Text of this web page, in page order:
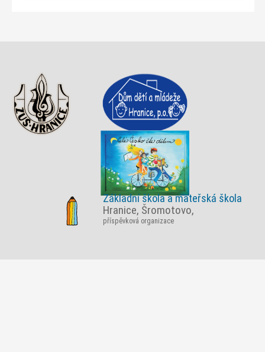
Základní škola a mateřská škola
Hranice, Šromotovo,
příspěvková organizace